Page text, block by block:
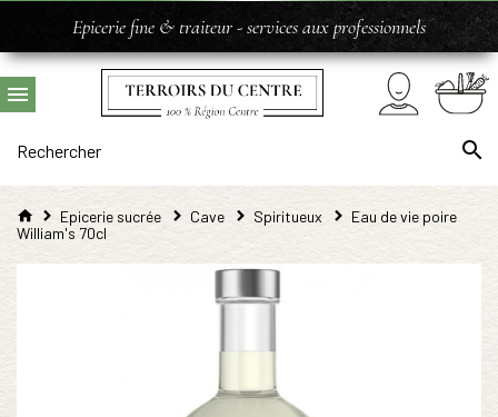
Epicerie fine & traiteur - services aux professionnels
Epicerie sucrée Cave Spiritueux
Eau de vie poire
William's 70cl